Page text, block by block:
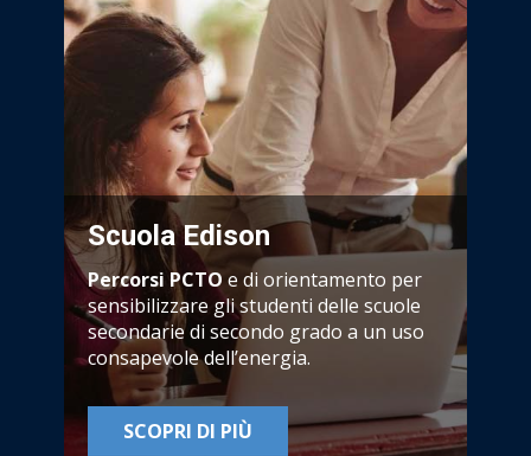
Scuola Edison
Percorsi PCTOe di orientamento per
sensibilizzare gli studenti delle scuole
secondarie di secondo grado a un uso
consapevole dell’energia.
SCOPRI DI PIÙ